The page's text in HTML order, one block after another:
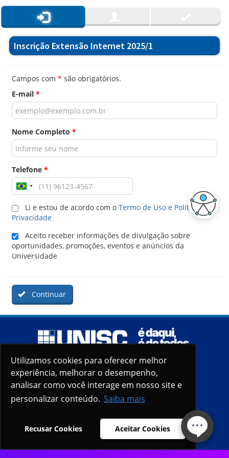
Utilizamos cookies para oferecer melhor
experiência, melhorar o desempenho,
analisar como você interage em nosso site e
personalizar conteúdo. Saiba mais
Recusar Cookies Aceitar Cookies
Utilizamos cookies para oferecer melhor
experiência, melhorar o desempenho,
analisar como você interage em nosso site e
personalizar conteúdo. Saiba mais
Recusar Cookies Aceitar Cookies
Inscrição Extensão Internet 2025/1
Campos com * são obrigatórios.
E-mail *
Nome Completo *
Telefone *
Li e estou de acordo com o Termo de Uso e Politica de
Privacidade
Aceito receber informações de divulgação sobre
oportunidades, promoções, eventos e anúncios da
Universidade
Continuar